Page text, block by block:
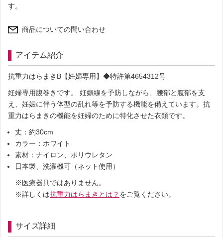
す。
商品についての問い合わせ
アイテム紹介
抗重力はらまきB【妊婦専用】◆特許第4654312号
妊婦専用腹巻きです。 妊娠線を予防しながら、腰部と腹部を支
え、妊娠に伴う体型の乱れ等を予防する機能を備えています。抗
重力はらまきの機能を妊婦のために特化させた衣類です。
丈：約30cm
カラー：ホワイト
素材：ナイロン、ポリウレタン
日本製、洗濯機可（ネット使用）
医療器具ではありません。
詳しくは抗重力はらまきとは？ をご覧ください。
サイズ詳細